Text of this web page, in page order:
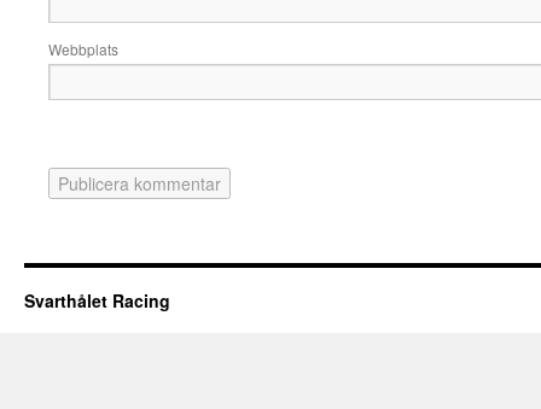
Webbplats
Svarthålet Racing